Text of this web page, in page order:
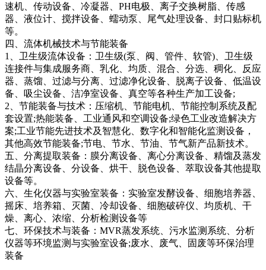
速机、传动设备、冷凝器、PH电极、离子交换树脂、传感
器、液位计、搅拌设备、蠕动泵、尾气处理设备、封口贴标机
等。
四、流体机械技术与节能装备
1、卫生级流体设备：卫生级(泵、阀、管件、软管)、卫生级
连接件与集成服务商、乳化、均质、混合、分选、稠化、反应
器、蒸馏、过滤与分离、过滤净化设备、脱离子设备、低温设
备、吸尘设备、洁净室设备、真空等各种生产加工设备;
2、节能装备与技术：压缩机、节能电机、节能控制系统及配
套设置;热能装备、工业通风和空调设备;绿色工业改造解决方
案;工业节能先进技术及智慧化、数字化和智能化监测设备，
其他高效节能装备;节电、节水、节油、节气新产品新技术。
五、分离提取装备：膜分离设备、离心分离设备、精馏及蒸发
结晶分离设备、分设备、烘干、脱色设备、萃取设备其他提取
设备等。
六、生化仪器与实验室装备：实验室发酵设备、细胞培养器、
摇床、培养箱、灭菌、冷却设备、细胞破碎仪、均质机、干
燥、离心、浓缩、分析检测设备等
七、环保技术与装备：MVR蒸发系统、污水监测系统、分析
仪器等环境监测与实验室设备;废水、废气、固废等环保治理
装备